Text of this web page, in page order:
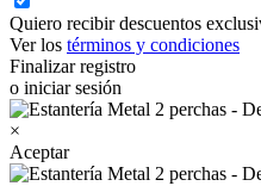
Quiero recibir descuentos
Ver los términos y condiciones
Finalizar registro
o iniciar sesión
×
Aceptar